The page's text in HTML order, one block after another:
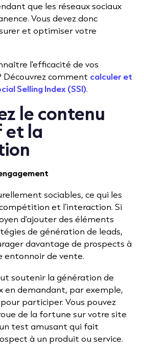
que les réseaux sociaux
Vous devez donc
et optimiser votre
l'efficacité de vos
Découvrez comment calculer et
Selling Index (SSI).
le contenu
la
sociables, ce qui les
et l’interaction. Si
d'ajouter des éléments
de génération de leads,
davantage de prospects à
entonnoir de vente.
soutenir la génération de
en demandant, par exemple,
participer. Vous pouvez
de la fortune sur votre site
test amusant qui fait
à un produit ou service.